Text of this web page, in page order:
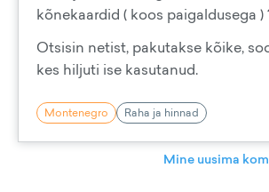
kõnekaardid ( koos paigaldusega )
Otsisin netist, pakutakse kõike,
kes hiljuti ise kasutanud.
Montenegro Raha ja hinnad
Mine uusima